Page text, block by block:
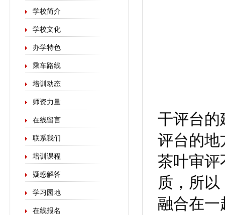
学校简介
学校文化
办学特色
乘车路线
培训动态
师资力量
在线留言
联系我们
培训课程
疑惑解答
学习园地
在线报名
干评台的
评台的地
茶叶审评
质，所
融合在一